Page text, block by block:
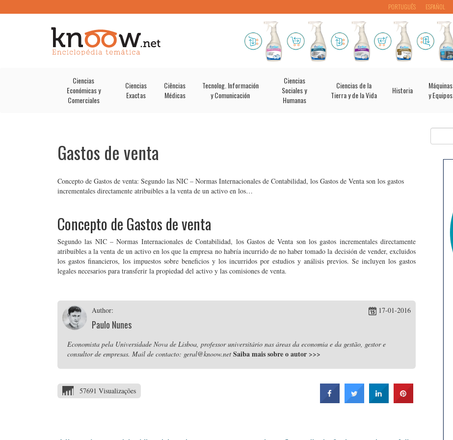
PORTUGUÊS ESPAÑOL
Ciencias
Económicas y
Comerciales
Ciencias
Exactas
Ciências
Médicas
Tecnolog. Información
y Comunicación
Ciencias
Sociales y
Humanas
Ciencias de la
Tierra y de la Vida
Historia
Máquinas
y Equipos
Gastos de venta
Concepto de Gastos de venta: Segundo las NIC – Normas Internacionales de Contabilidad, los Gastos de Venta son los gastos
incrementales directamente atribuibles a la venta de un activo en los…
Concepto de Gastos de venta
Segundo las NIC – Normas Internacionales de Contabilidad, los Gastos de Venta son los gastos incrementales directamente
atribuibles a la venta de un activo en los que la empresa no habría incurrido de no haber tomado la decisión de vender, excluidos
los gastos financieros, los impuestos sobre beneficios y los incurridos por estudios y análisis previos. Se incluyen los gastos
legales necesarios para transferir la propiedad del activo y las comisiones de venta.
Author:
Paulo Nunes
17-01-2016
Economista pela Universidade Nova de Lisboa, professor universitário nas áreas da economia e da gestão, gestor e
consultor de empresas. Mail de contacto: geral@knoow.net Saiba mais sobre o autor >>>
57691 Visualizações